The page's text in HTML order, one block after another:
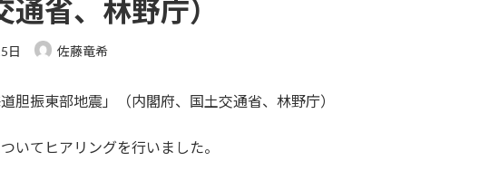
通省、林野庁）
日 佐藤竜希
振東部地震」（内閣府、国土交通省、林野庁）
いてヒアリングを行いました。